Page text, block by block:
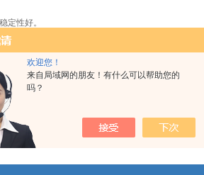
欢迎您！
来自局域网的朋友！有什么可以帮助您的
吗？
定性好。
开关、LEGRAND插座、westlock开关、EATON
开关、GEORGIN开关